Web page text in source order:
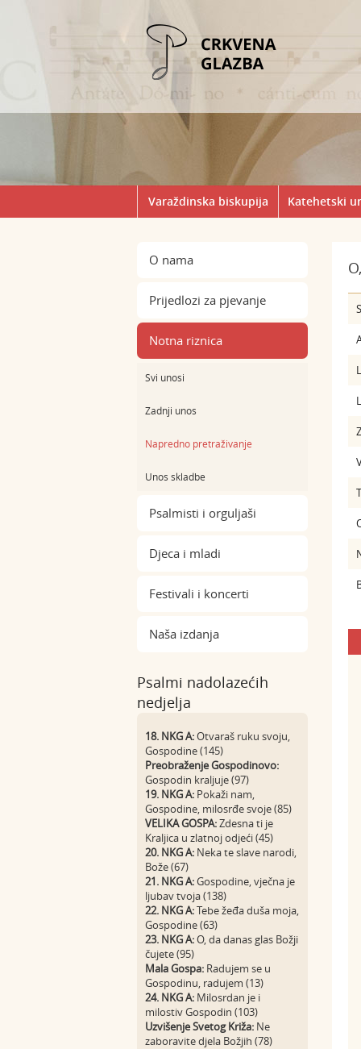
Varaždinska biskupija Katehetski
O nama
Prijedlozi za pjevanje
Notna riznica
Svi unosi
Zadnji unos
Napredno pretraživanje
Unos skladbe
Psalmisti i orguljaši
Djeca i mladi
Festivali i koncerti
Naša izdanja
Psalmi nadolazećih
nedjelja
18. NKG A:Otvaraš ruku svoju,
Gospodine (145)
Preobraženje Gospodinovo:
Gospodin kraljuje (97)
19. NKG A: Pokaži nam,
Gospodine, milosrđe svoje (85)
VELIKA GOSPA:Zdesna ti je
Kraljica u zlatnoj odjeći (45)
20. NKG A: Neka te slave narodi,
Bože (67)
21. NKG A:Gospodine, vječna je
ljubav tvoja (138)
22. NKG A:Tebe žeđa duša moja,
Gospodine (63)
23. NKG A:O, da danas glas Božji
čujete (95)
Mala Gospa: Radujem se u
Gospodinu, radujem (13)
24. NKG A: Milosrdan je i
milostiv Gospodin (103)
Uzvišenje Svetog Križa: Ne
zaboravite djela Božjih (78)